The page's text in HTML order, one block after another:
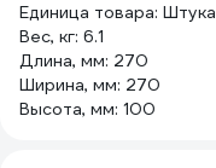
Единица товара: Штука
Вес, кг: 6.1
Длина, мм: 270
Ширина, мм: 270
Высота, мм: 100